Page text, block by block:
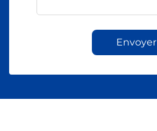
Envoyer